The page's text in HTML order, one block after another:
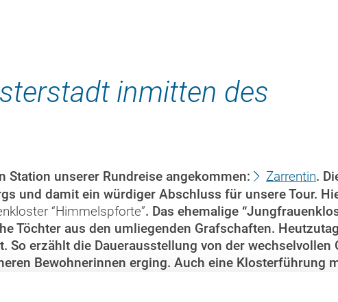
inmitten des
unserer Rundreise angekommen: Zarrentin.
und damit ein würdiger Abschluss für unsere Tour.
“Himmelspforte”. Das ehemalige
Töchter aus den umliegenden Grafschaften.
So erzählt die Dauerausstellung von der wechselvollen
Bewohnerinnen erging. Auch eine Klosterführung